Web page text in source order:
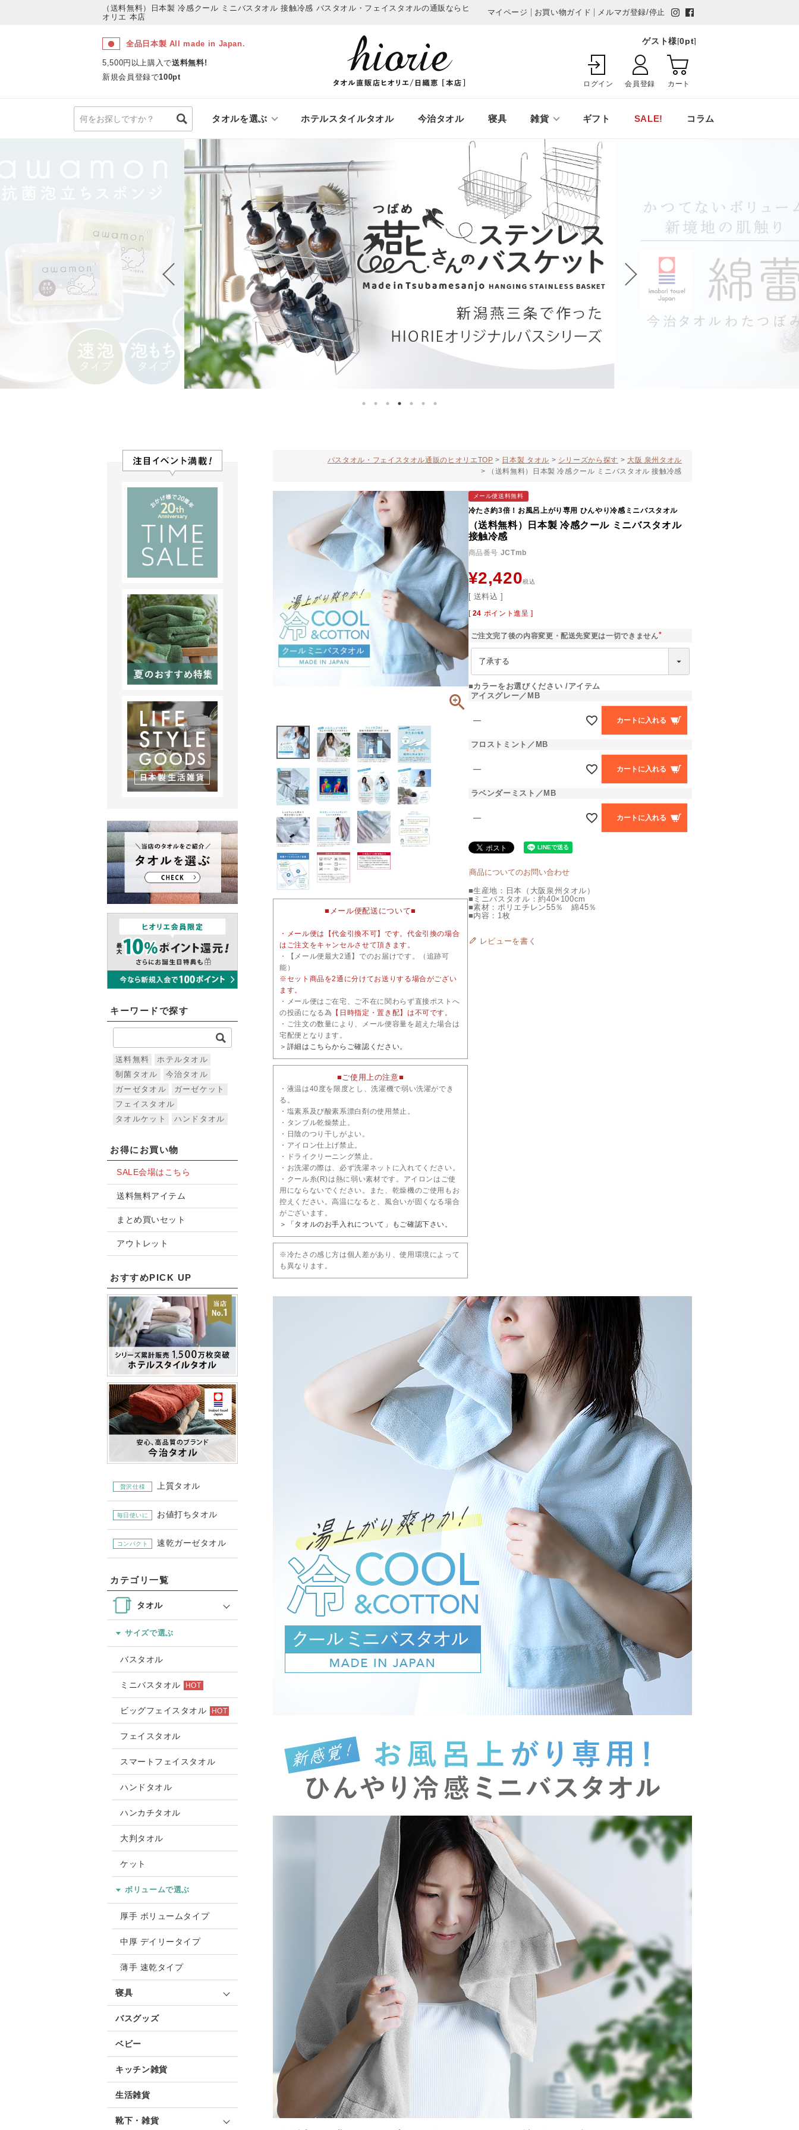
（送料無料）日本製 冷感クール ミニバスタオル 接触冷感 バスタオル・フェイスタオルの通販ならヒ
オリエ 本店
マイページ お買い物ガイド メルマガ登録/停止
全品日本製 All made in Japan.
5,500円以上購入で送料無料!
新規会員登録で100pt
ゲスト様[0pt]
ログイン 会員登録 カート
タオルを選ぶ ホテルスタイルタオル 今治タオル 寝具 雑貨 ギフト SALE! コラム
キーワードで探す
送料無料
ホテルタオル
制菌タオル
今治タオル
ガーゼタオル
ガーゼケット
フェイスタオル
タオルケット
ハンドタオル
お得にお買い物
SALE会場はこちら
送料無料アイテム
まとめ買いセット
アウトレット
おすすめPICK UP
贅沢仕様 上質タオル
毎日使いに お値打ちタオル
コンパクト 速乾ガーゼタオル
カテゴリ一覧
タオル
サイズで選ぶ
バスタオル
ミニバスタオル HOT
ビッグフェイスタオル HOT
フェイスタオル
スマートフェイスタオル
ハンドタオル
ハンカチタオル
大判タオル
ケット
ボリュームで選ぶ
厚手 ボリュームタイプ
中厚 デイリータイプ
薄手 速乾タイプ
寝具
バスグッズ
ベビー
キッチン雑貨
生活雑貨
靴下・雑貨
バスタオル・フェイスタオル通販のヒオリエTOP 日本製 タオル シリーズから探す
大阪 泉州タオル
（送料無料）日本製 冷感クール ミニバスタオル 接触冷感
■メール便配送について■
・メール便は【代金引換不可】です。代金引換の場合
はご注文をキャンセルさせて頂きます。
・【メール便最大2通】でのお届けです。（追跡可
能）
※セット商品を2通に分けてお送りする場合がござい
ます。
・メール便はご在宅、ご不在に関わらず直接ポストへ
の投函になる為
【日時指定・置き配】は不可です。
・ご注文の数量により、メール便容量を超えた場合は
宅配便となります。
＞詳細はこちらからご確認ください。
■ご使用上の注意■
・液温は40度を限度とし、洗濯機で弱い洗濯ができ
る。
・塩素系及び酸素系漂白剤の使用禁止。
・タンブル乾燥禁止。
・日陰のつり干しがよい。
・アイロン仕上げ禁止。
・ドライクリーニング禁止。
・お洗濯の際は、必ず洗濯ネットに入れてください。
・クール糸(R)は熱に弱い素材です。アイロンはご使
用にならないでください。また、乾燥機のご使用もお
控えください。高温になると、風合いが固くなる場合
がございます。
＞「タオルのお手入れについて」もご確認下さい。
※冷たさの感じ方は個人差があり、使用環境によって
も異なります。
メール便送料無料
冷たさ約3倍！お風呂上がり専用 ひんやり冷感ミニバスタオル
（送料無料）日本製 冷感クール ミニバスタオル
接触冷感
商品番号 JCTmb
¥2,420税込
送料込
[ 24 ポイント進呈 ]
ご注文完了後の内容変更・配送先変更は一切できません
必
■カラーをお選びください
アイテム
アイスグレー／MB
― カートに入れる
フロストミント／MB
― カートに入れる
ラベンダーミスト／MB
― カートに入れる
商品についてのお問い合わせ
■生産地：日本（大阪泉州タオル）
■ミニバスタオル：約40×100cm
■素材：ポリエチレン55％ 綿45％
■内容：1枚
レビューを書く